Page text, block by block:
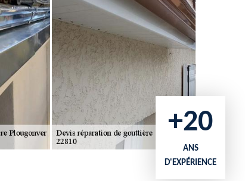
+20
ANS
D'EXPÉRIENCE